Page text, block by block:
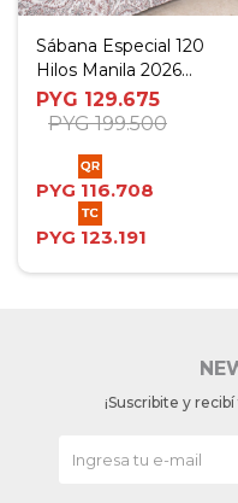
Sábana Especial 120
Hilos Manila 2026
Paisley Beige - Twin
PYG 129.675
PYG 199.500
PYG 116.708
PYG 123.191
¡Suscribite y